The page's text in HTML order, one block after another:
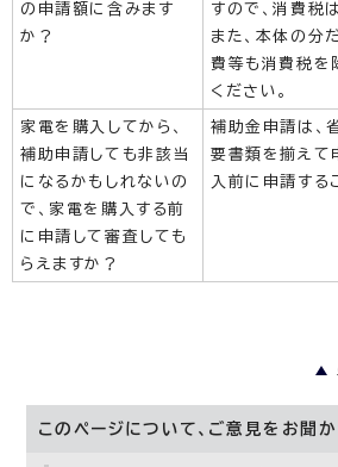
の申請額に含みます
か？
すので、消費税
また、本体の分
費等も消費税を
ください。
家電を購入してから、
補助申請しても非該当
になるかもしれないの
で、家電を購入する前
に申請して審査しても
らえますか？
補助金申請は、
要書類を揃えて
入前に申請する
このページについて、ご意見をお聞か